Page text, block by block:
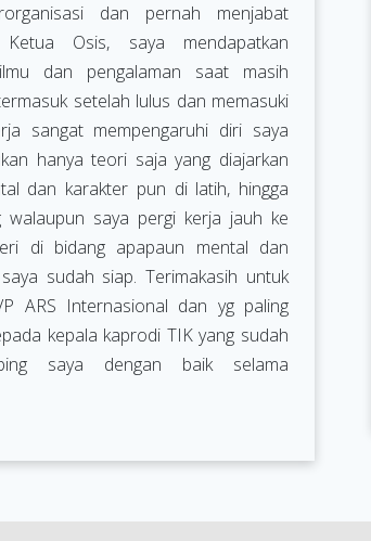
dan pernah menjabat
Ketua Osis, saya mendapatkan
dan pengalaman saat masih
setelah lulus dan memasuki
sangat mempengaruhi diri saya
hanya teori saja yang diajarkan
dan karakter pun di latih, hingga
walaupun saya pergi kerja jauh ke
di bidang apapaun mental dan
sudah siap. Terimakasih untuk
ARS Internasional dan yg paling
kepala kaprodi TIK yang sudah
saya dengan baik selama